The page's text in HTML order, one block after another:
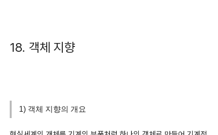
18. 객체 지향
1) 객체 지향의 개요